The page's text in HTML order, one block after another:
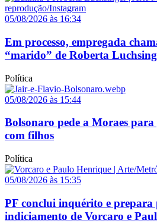
05/08/2026 às 16:34
Em processo, empregada
“marido” de Roberta
Política
05/08/2026 às 15:44
Bolsonaro pede a Moraes para
com filhos
Política
05/08/2026 às 15:35
PF conclui inquérito e prepara
indiciamento de Vorcaro e